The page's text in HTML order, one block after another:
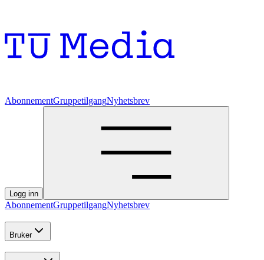
AbonnementGruppetilgangNyhetsbrev
Logg inn
AbonnementGruppetilgangNyhetsbrev
Bruker